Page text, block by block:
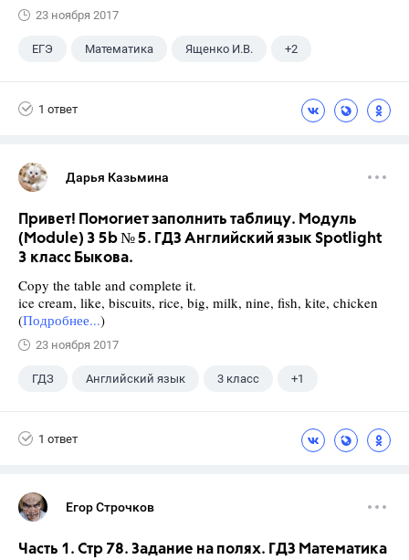
23 ноября 2017
ЕГЭ Математика Ященко И.В. +2
1 ответ
Дарья Казьмина
Привет! Помогиет заполнить таблицу. Модуль
(Module) 3 5b № 5. ГДЗ Английский язык Spotlight
3 класс Быкова.
Copy the table and complete it.
ice cream, like, biscuits, rice, big, milk, nine, fish, kite, chicken
(Подробнее...)
23 ноября 2017
ГДЗ Английский язык 3 класс +1
1 ответ
Егор Строчков
Часть 1. Стр 78. Задание на полях. ГДЗ Математика